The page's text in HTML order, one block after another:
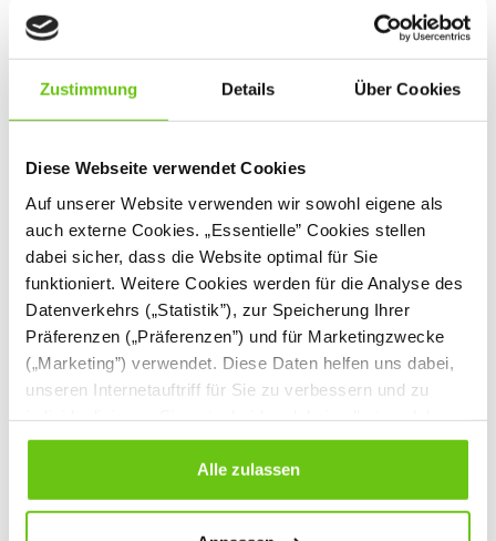
Zustimmung Details Über Cookies
Diese Webseite verwendet Cookies
Auf unserer Website verwenden wir sowohl eigene als
auch externe Cookies. „Essentielle” Cookies stellen
dabei sicher, dass die Website optimal für Sie
funktioniert. Weitere Cookies werden für die Analyse des
Datenverkehrs („Statistik”), zur Speicherung Ihrer
Präferenzen („Präferenzen”) und für Marketingzwecke
(„Marketing”) verwendet. Diese Daten helfen uns dabei,
unseren Internetauftriff für Sie zu verbessern und zu
Cookies Sie erlauben. Verweigern Sie Ihre Zustimmung,
wählen Sie „Alle ablehnen” – in diesem Fall werden nur
Daten verarbeitet, die für den Besuch unserer Website
Alle zulassen
Blue-Bot®-Set, mit
Ladestation
Produktnummer:356083
839,90 €
Bee-Bot® und Blue-
Bot® - Ladestation
Produktnummer:356061
83,90 €